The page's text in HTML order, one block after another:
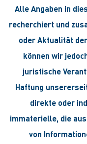
Alle Angaben in
recherchiert und
oder Aktualität
können wir
juristische
Haftung
direkte oder
immaterielle, die
von